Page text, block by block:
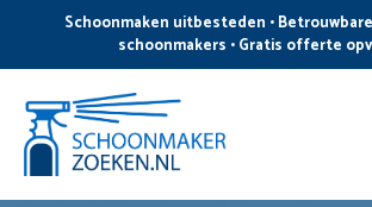
de
inhoud
Schoonmaken uitbesteden •
schoonmakers • Gratis offerte